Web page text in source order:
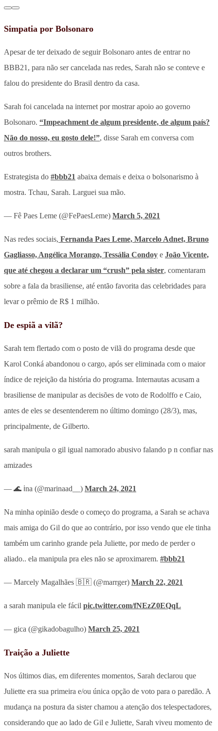
Simpatia por Bolsonaro
Apesar de ter deixado de seguir Bolsonaro antes de entrar no
BBB21, para não ser cancelada nas redes, Sarah não se conteve e
falou do presidente do Brasil dentro da casa.
Sarah foi cancelada na internet por mostrar apoio ao governo
Bolsonaro. “Impeachment de algum presidente, de algum país?
Não do nosso, eu gosto dele!”, disse Sarah em conversa com
outros brothers.
Estrategista do #bbb21 abaixa demais e deixa o bolsonarismo à
mostra. Tchau, Sarah. Larguei sua mão.
— Fê Paes Leme (@FePaesLeme) March 5, 2021
Nas redes sociais, Fernanda Paes Leme, Marcelo Adnet, Bruno
Gagliasso, Angélica Morango, Tessália Condoy e João Vicente,
que até chegou a declarar um “crush” pela sister, comentaram
sobre a fala da brasiliense, até então favorita das celebridades para
levar o prêmio de R$ 1 milhão.
De espiã a vilã?
Sarah tem flertado com o posto de vilã do programa desde que
Karol Conká abandonou o cargo, após ser eliminada com o maior
índice de rejeição da história do programa. Internautas acusam a
brasiliense de manipular as decisões de voto de Rodolffo e Caio,
antes de eles se desentenderem no último domingo (28/3), mas,
principalmente, de Gilberto.
sarah manipula o gil igual namorado abusivo falando p n confiar nas
amizades
— 🌊 ℹna (@marinaad__) March 24, 2021
Na minha opinião desde o começo do programa, a Sarah se achava
mais amiga do Gil do que ao contrário, por isso vendo que ele tinha
também um carinho grande pela Juliette, por medo de perder o
aliado.. ela manipula pra eles não se aproximarem. #bbb21
— Marcely Magalhães 🇧🇷 (@marrger) March 22, 2021
a sarah manipula ele fácil pic.twitter.com/fNEzZ0EQqL
— gica (@gikadobagulho) March 25, 2021
Traição a Juliette
Nos últimos dias, em diferentes momentos, Sarah declarou que
Juliette era sua primeira e/ou única opção de voto para o paredão. A
mudança na postura da sister chamou a atenção dos telespectadores,
considerando que ao lado de Gil e Juliette, Sarah viveu momento de